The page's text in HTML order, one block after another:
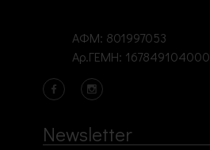
ΑΦΜ: 801997053
Αρ.ΓΕΜΗ: 167849104000
Newsletter